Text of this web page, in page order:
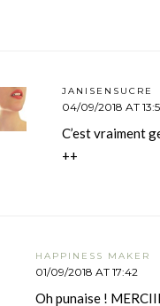
JANISENSUCRE
04/09/2018 AT
C’est vraiment
++
HAPPINESS MAKER
01/09/2018 AT 17:42
Oh punaise !